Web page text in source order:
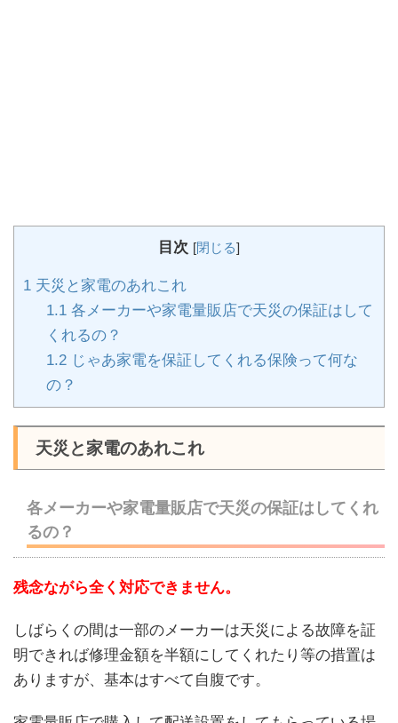
目次 [閉じる]
1 天災と家電のあれこれ
1.1各メーカーや家電量販店で天災の保証はして
くれるの？
1.2じゃあ家電を保証してくれる保険って何な
の？
天災と家電のあれこれ
各メーカーや家電量販店で天災の保証はしてくれ
るの？
残念ながら全く対応できません。
しばらくの間は一部のメーカーは天災による故障を証
明できれば修理金額を半額にしてくれたり等の措置は
ありますが、基本はすべて自腹です。